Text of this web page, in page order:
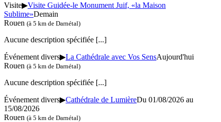
Visite▶Visite Guidée-le Monument Juif, «la Maison
Sublime»Demain
Rouen (à 5 km de Darnétal)
Aucune description spécifiée [...]
Événement divers▶La Cathédrale avec Vos SensAujourd'hui
Rouen (à 5 km de Darnétal)
Aucune description spécifiée [...]
Événement divers▶Cathédrale de LumièreDu 01/08/2026 au
15/08/2026
Rouen (à 5 km de Darnétal)